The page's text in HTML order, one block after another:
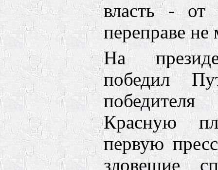
власть - от
переправе
На
победил
Красную
первую
зловещие